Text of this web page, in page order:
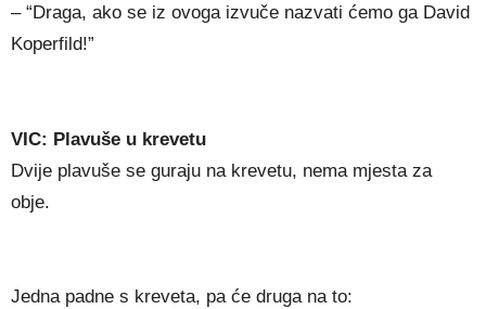
– “Draga, ako se iz ovoga izvuče nazvati ćemo ga David
Koperfild!”
VIC: Plavuše u krevetu
Dvije plavuše se guraju na krevetu, nema mjesta za
obje.
Jedna padne s kreveta, pa će druga na to: